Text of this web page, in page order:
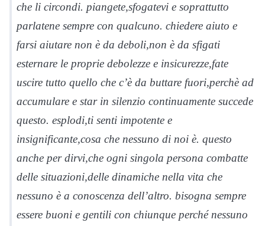
che li circondi. piangete,sfogatevi e soprattutto
parlatene sempre con qualcuno. chiedere aiuto e
farsi aiutare non è da deboli,non è da sfigati
esternare le proprie debolezze e insicurezze,fate
uscire tutto quello che c’è da buttare fuori,perchè ad
accumulare e star in silenzio continuamente succede
questo. esplodi,ti senti impotente e
insignificante,cosa che nessuno di noi è. questo
anche per dirvi,che ogni singola persona combatte
delle situazioni,delle dinamiche nella vita che
nessuno è a conoscenza dell’altro. bisogna sempre
essere buoni e gentili con chiunque perché nessuno